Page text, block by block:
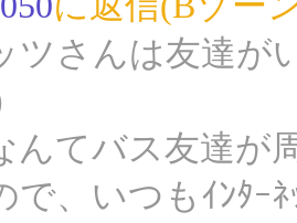
ツさんは友達が
んてバス友達が
で、いつもｲﾝﾀｰ